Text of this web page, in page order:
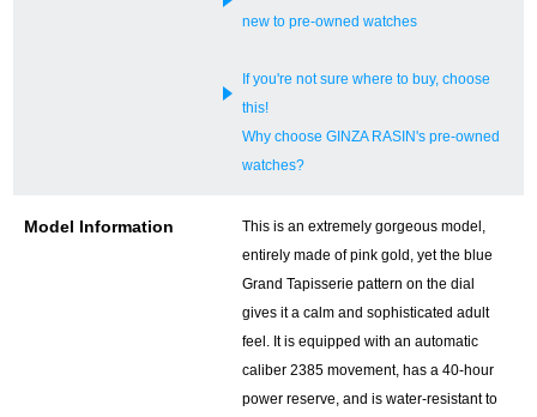
大阪心斎橋店
WEBマガジン 買取ブログ
SNS・動画
new to pre-owned watches
If you're not sure where to buy, choose
this!
Why choose GINZA RASIN's pre-owned
watches?
Model Information
This is an extremely gorgeous model,
entirely made of pink gold, yet the blue
Grand Tapisserie pattern on the dial
gives it a calm and sophisticated adult
feel. It is equipped with an automatic
caliber 2385 movement, has a 40-hour
power reserve, and is water-resistant to